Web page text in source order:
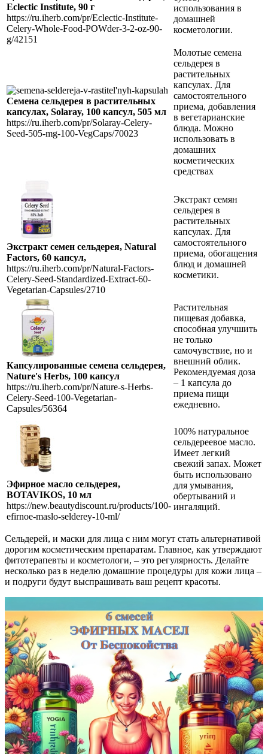
Eclectic Institute, 90 г
https://ru.iherb.com/pr/Eclectic-Institute-
Celery-Whole-Food-POWder-3-2-oz-90-
g/42151
использования в
домашней
косметологии.
Семена сельдерея в растительных
капсулах, Solaray, 100 капсул, 505 мл
https://ru.iherb.com/pr/Solaray-Celery-
Seed-505-mg-100-VegCaps/70023
Молотые семена
сельдерея в
растительных
капсулах. Для
самостоятельного
приема, добавления
в вегетарианские
блюда. Можно
использовать в
домашних
косметических
средствах
Экстракт семен сельдерея, Natural
Factors, 60 капсул,
https://ru.iherb.com/pr/Natural-Factors-
Celery-Seed-Standardized-Extract-60-
Vegetarian-Capsules/2710
Экстракт семян
сельдерея в
растительных
капсулах. Для
самостоятельного
приема, обогащения
блюд и домашней
косметики.
Капсулированные семена сельдерея,
Nature's Herbs, 100 капсул
https://ru.iherb.com/pr/Nature-s-Herbs-
Celery-Seed-100-Vegetarian-
Capsules/56364
Растительная
пищевая добавка,
способная улучшить
не только
самочувствие, но и
внешний облик.
Рекомендуемая доза
– 1 капсула до
приема пищи
ежедневно.
Эфирное масло сельдерея,
BOTAVIKOS, 10 мл
https://new.beautydiscount.ru/products/100-
efirnoe-maslo-selderey-10-ml/
100% натуральное
сельдереевое масло.
Имеет легкий
свежий запах. Может
быть использовано
для умывания,
обертываний и
ингаляций.
Сельдерей, и маски для лица с ним могут стать альтернативой
дорогим косметическим препаратам. Главное, как утверждают
фитотерапевты и косметологи, – это регулярность. Делайте
несколько раз в неделю домашние процедуры для кожи лица –
и подруги будут выспрашивать ваш рецепт красоты.